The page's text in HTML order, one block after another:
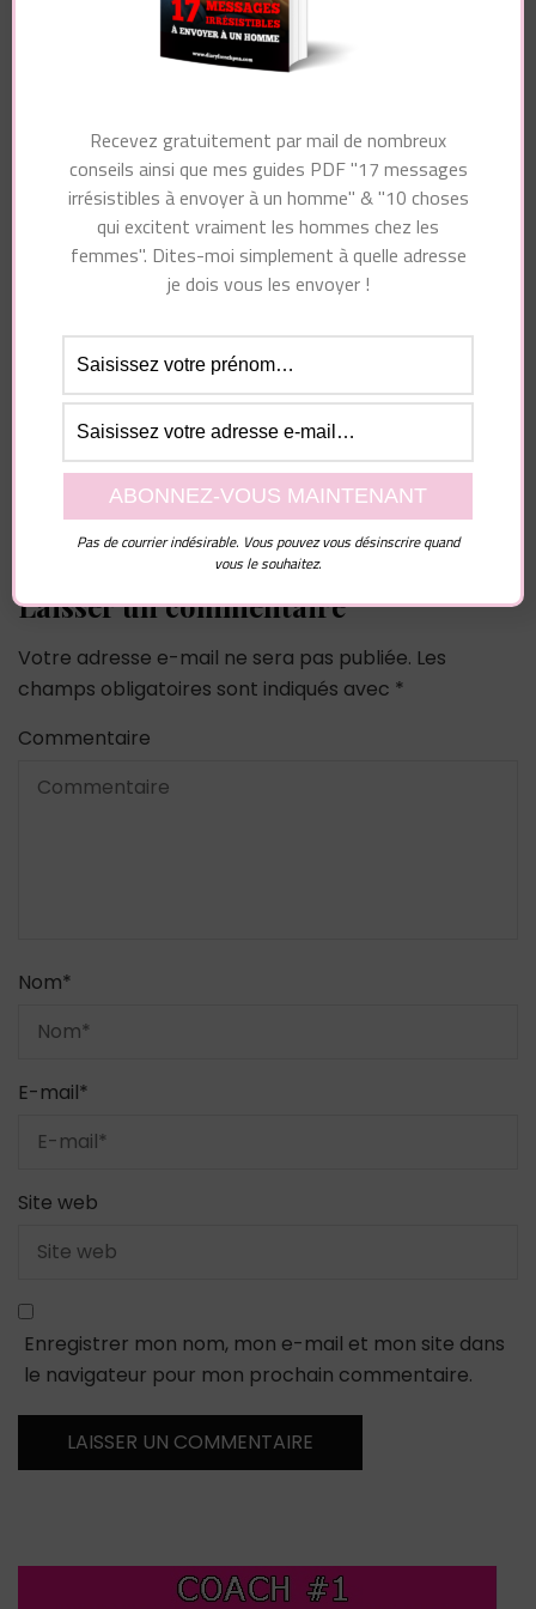
Comment faire quand
un homme vous
prend pour une
CONNE et vous rend
FOLLE ?
Article suivant
Le CYNISME en
séduction
Vous pourriez également aimer...
Laisser un commentaire
Votre adresse e-mail ne sera pas publiée. Les
champs obligatoires sont indiqués avec *
Commentaire
Nom*
E-mail*
Site web
Enregistrer mon nom, mon e-mail et mon site dans
le navigateur pour mon prochain commentaire.
Recevez gratuitement par mail de nombreux
conseils ainsi que mes guides PDF "17 messages
irrésistibles à envoyer à un homme" & "10 choses
qui excitent vraiment les hommes chez les
femmes". Dites-moi simplement à quelle adresse
je dois vous les envoyer !
Pas de courrier indésirable. Vous pouvez vous désinscrire quand
vous le souhaitez.